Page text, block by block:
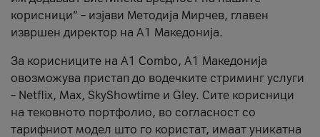
корисници“ – изјави Методија Мирчев, главен
извршен директор на А1 Македонија.
За корисниците на A1 Combo, А1 Македонија
овозможува пристап до водечките стриминг услуги
– Netflix, Max, SkyShowtime и Gley. Сите корисници
на тековното портфолио, во согласност со
тарифниот модел што го користат, имаат уникатна